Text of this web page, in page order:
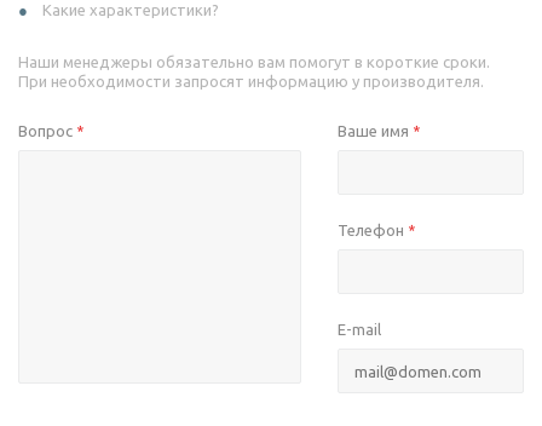
Какие характеристики?
Наши менеджеры обязательно вам помогут в короткие сроки.
При необходимости запросят информацию у производителя.
Вопрос * Ваше имя *
Телефон *
E-mail